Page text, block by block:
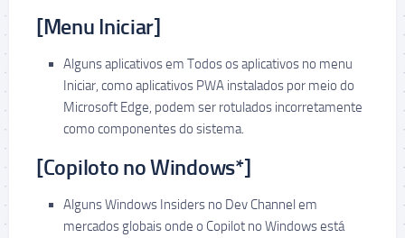
[Menu Iniciar]
Alguns aplicativos em Todos os aplicativos no menu
Iniciar, como aplicativos PWA instalados por meio do
Microsoft Edge, podem ser rotulados incorretamente
como componentes do sistema.
[Copiloto no Windows*]
Alguns Windows Insiders no Dev Channel em
mercados globais onde o Copilot no Windows está